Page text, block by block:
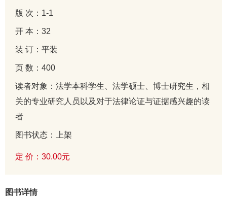
版 次：1-1
开 本：32
装 订：平装
页 数：400
读者对象：法学本科学生、法学硕士、博士研究生，相
关的专业研究人员以及对于法律论证与证据感兴趣的读
者
图书状态：上架
定 价：30.00元
图书详情